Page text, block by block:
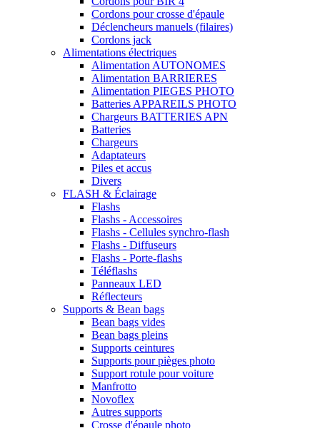
Cordons pour crosse d'épaule
Déclencheurs manuels (filaires)
Cordons jack
Alimentations électriques
Alimentation AUTONOMES
Alimentation BARRIERES
Alimentation PIEGES PHOTO
Batteries APPAREILS PHOTO
Chargeurs BATTERIES APN
Batteries
Chargeurs
Adaptateurs
Piles et accus
Divers
FLASH & Éclairage
Flashs
Flashs - Accessoires
Flashs - Cellules synchro-flash
Flashs - Diffuseurs
Flashs - Porte-flashs
Téléflashs
Panneaux LED
Réflecteurs
Supports & Bean bags
Bean bags vides
Bean bags pleins
Supports ceintures
Supports pour pièges photo
Support rotule pour voiture
Manfrotto
Novoflex
Autres supports
Crosse d'épaule photo